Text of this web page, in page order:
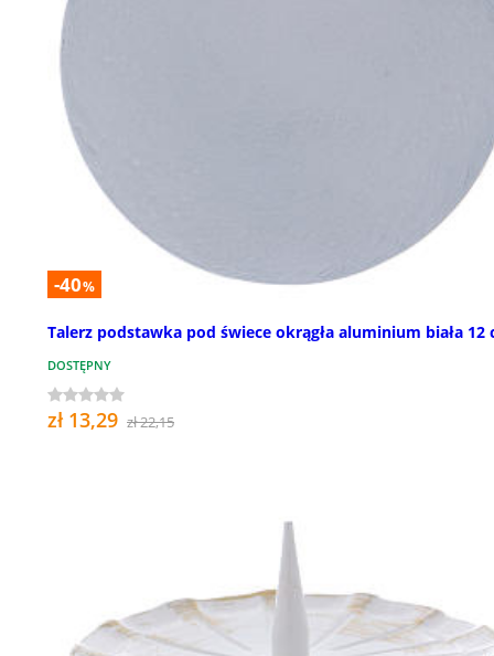
-40%
Talerz podstawka pod świece okrągła aluminium biała 12
DOSTĘPNY
zł 13,29 zł 22,15